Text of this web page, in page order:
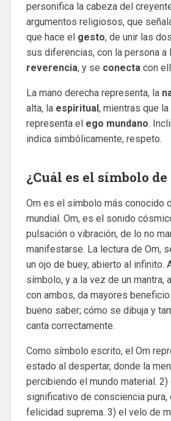
personifica la cabeza del
argumentos religiosos, que
que hace el gesto, de unir las
sus diferencias, con la persona a
reverencia, y se conectacon
La mano derecha representa, la
alta, la espiritual , mientras que
representa el ego mundano.
indica simbólicamente, respeto.
¿Cuál es el símbolo
Om es el símbolo más conocido
mundial. Om, es el sonido
pulsación o vibración, de lo no
manifestarse. La lectura de Om,
un ojo de buey, abierto al infinito.
símbolo, y a la vez de un mantra,
con ambos, da mayores
bueno saber; cómo se dibuja y
canta correctamente.
Como símbolo escrito, el Om
estado al despertar, donde la
percibiendo el mundo material.
significativo de consciencia pura,
felicidad suprema. 3) el velo de